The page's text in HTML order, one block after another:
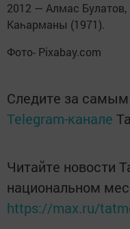
2012 — Алмас
Каһарманы (1971).
Фото- Pixabay.com
Следите за
Telegram-канале
Читайте новости
национальном
https://max.ru/